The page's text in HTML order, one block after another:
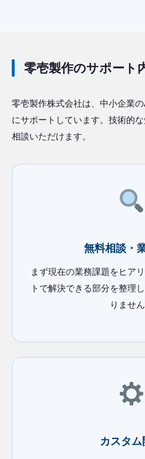
零壱製作のサポート
零壱製作株式会社は、中小企業
にサポートしています。技術的
相談いただけます。
無料相談・
まず現在の業務課題をヒア
トで解決できる部分を整理
りません
カスタム